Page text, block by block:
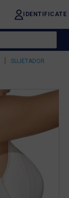
IDENTIFICATE
|
SUJETADOR